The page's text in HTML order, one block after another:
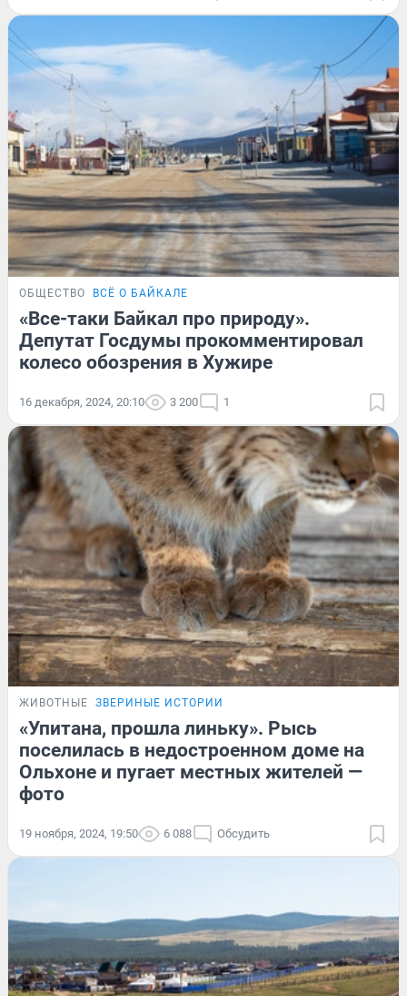
ОБЩЕСТВО ВСЁ О БАЙКАЛЕ
«Все-таки Байкал про природу».
Депутат Госдумы прокомментировал
колесо обозрения в Хужире
16 декабря, 2024, 20:10 3 200 1
ЖИВОТНЫЕ ЗВЕРИНЫЕ ИСТОРИИ
«Упитана, прошла линьку». Рысь
поселилась в недостроенном доме на
Ольхоне и пугает местных жителей —
фото
19 ноября, 2024, 19:50 6 088 Обсудить